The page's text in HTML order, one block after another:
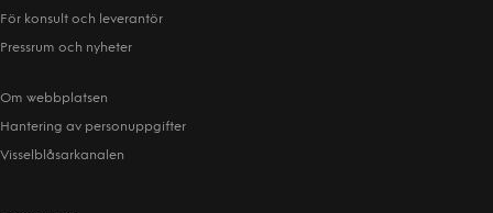
För konsult och leverantör
Pressrum och nyheter
Om webbplatsen
Hantering av person­uppgifter
Visselblåsarkanalen